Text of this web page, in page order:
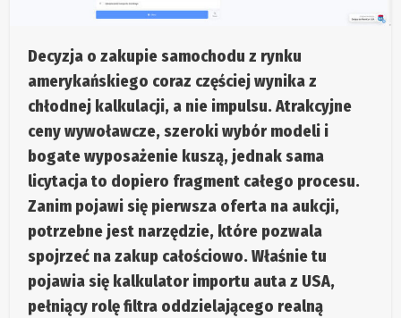
Decyzja o zakupie samochodu z rynku
amerykańskiego coraz częściej wynika z
chłodnej kalkulacji, a nie impulsu. Atrakcyjne
ceny wywoławcze, szeroki wybór modeli i
bogate wyposażenie kuszą, jednak sama
licytacja to dopiero fragment całego procesu.
Zanim pojawi się pierwsza oferta na aukcji,
potrzebne jest narzędzie, które pozwala
spojrzeć na zakup całościowo. Właśnie tu
pojawia się kalkulator importu auta z USA,
pełniący rolę filtra oddzielającego realną